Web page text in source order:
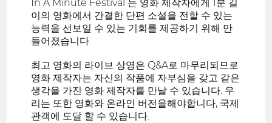
In A Minute Festival 는 영화 제작자에게 1분 길
이의 영화에서 간결한 단편 소설을 전할 수 있는
능력을 선보일 수 있는 기회를 제공하기 위해 만
들어졌습니다.
최고 영화의 라이브 상영은 Q&A로 마무리되므로
영화 제작자는 자신의 작품에 자부심을 갖고 같은
생각을 가진 영화 제작자를 만날 수 있습니다. 우
리는 또한 영화와 온라인 버전을해야합니다, 국제
관객에 도달 할 수 있습니다.